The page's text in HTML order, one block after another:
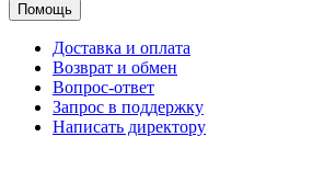
Помощь
Доставка и оплата
Возврат и обмен
Вопрос-ответ
Запрос в поддержку
Написать директору